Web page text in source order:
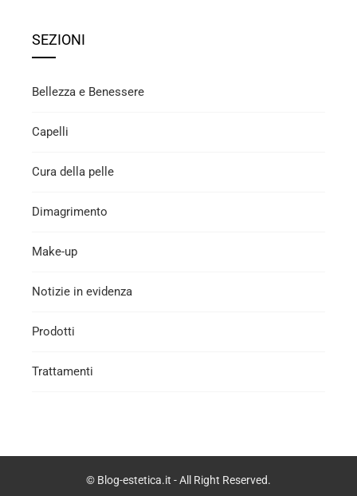
SEZIONI
Bellezza e Benessere
Capelli
Cura della pelle
Dimagrimento
Make-up
Notizie in evidenza
Prodotti
Trattamenti
© Blog-estetica.it - All Right Reserved.